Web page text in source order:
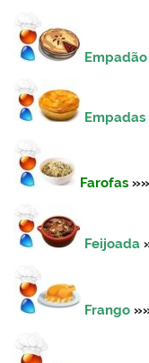
Empadão
Empadas
Farofas
Feijoada
Frango